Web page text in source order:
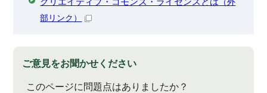
（外
部リンク）
ご意見をお聞かせください
このページに問題点はありましたか？